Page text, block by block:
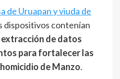
de Uruapan y viuda de
dispositivos contenían
extracción de datos
para fortalecer las
de Manzo.